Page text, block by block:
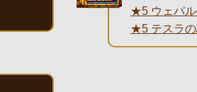
★5 ウェパル
★5 テスラの